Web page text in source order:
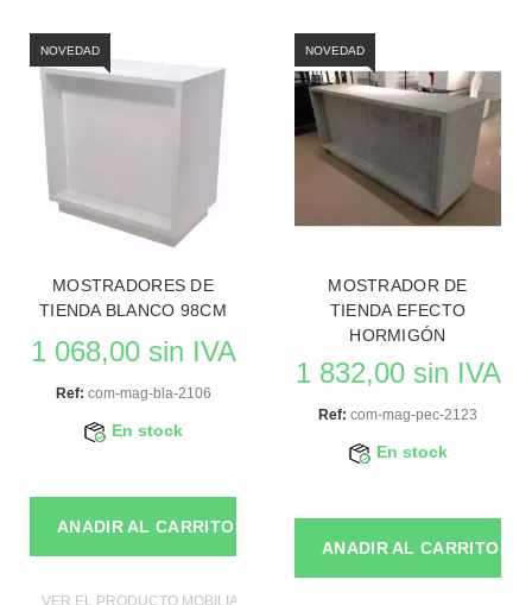
NOVEDAD
MOSTRADORES DE
TIENDA BLANCO 98CM
1 068,00 sin IVA
Ref: com-mag-bla-2106
En stock
ANADIR AL CARRITO
NOVEDAD
MOSTRADOR DE
TIENDA EFECTO
HORMIGÓN
1 832,00 sin IVA
Ref: com-mag-pec-2123
En stock
ANADIR AL CARRITO